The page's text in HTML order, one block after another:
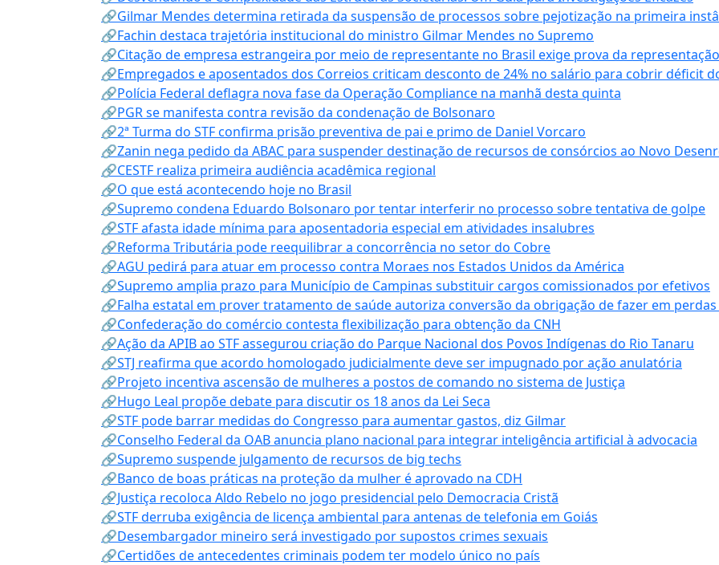
🔗Gilmar Mendes determina retirada da suspensão de processos sobre pejotização na primeira
🔗Fachin destaca trajetória institucional do ministro Gilmar Mendes no Supremo
🔗Citação de empresa estrangeira por meio de representante no Brasil exige prova da representação
🔗Empregados e aposentados dos Correios criticam desconto de 24% no salário para cobrir déficit
🔗Polícia Federal deflagra nova fase da Operação Compliance na manhã desta quinta
🔗PGR se manifesta contra revisão da condenação de Bolsonaro
🔗2ª Turma do STF confirma prisão preventiva de pai e primo de Daniel Vorcaro
🔗Zanin nega pedido da ABAC para suspender destinação de recursos de consórcios ao Novo
🔗CESTF realiza primeira audiência acadêmica regional
🔗O que está acontecendo hoje no Brasil
🔗Supremo condena Eduardo Bolsonaro por tentar interferir no processo sobre tentativa de golpe
🔗STF afasta idade mínima para aposentadoria especial em atividades insalubres
🔗Reforma Tributária pode reequilibrar a concorrência no setor do Cobre
🔗AGU pedirá para atuar em processo contra Moraes nos Estados Unidos da América
🔗Supremo amplia prazo para Município de Campinas substituir cargos comissionados por efetivos
🔗Falha estatal em prover tratamento de saúde autoriza conversão da obrigação de fazer em perdas
🔗Confederação do comércio contesta flexibilização para obtenção da CNH
🔗Ação da APIB ao STF assegurou criação do Parque Nacional dos Povos Indígenas do Rio Tanaru
🔗STJ reafirma que acordo homologado judicialmente deve ser impugnado por ação anulatória
🔗Projeto incentiva ascensão de mulheres a postos de comando no sistema de Justiça
🔗Hugo Leal propõe debate para discutir os 18 anos da Lei Seca
🔗STF pode barrar medidas do Congresso para aumentar gastos, diz Gilmar
🔗Conselho Federal da OAB anuncia plano nacional para integrar inteligência artificial à advocacia
🔗Supremo suspende julgamento de recursos de big techs
🔗Banco de boas práticas na proteção da mulher é aprovado na CDH
🔗Justiça recoloca Aldo Rebelo no jogo presidencial pelo Democracia Cristã
🔗STF derruba exigência de licença ambiental para antenas de telefonia em Goiás
🔗Desembargador mineiro será investigado por supostos crimes sexuais
🔗Certidões de antecedentes criminais podem ter modelo único no país